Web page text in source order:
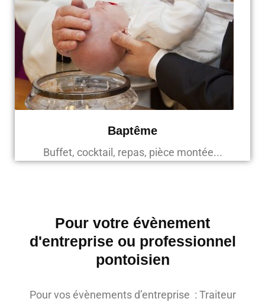
Baptême
Buffet, cocktail, repas, pièce montée...
Pour votre évènement
d'entreprise ou professionnel
pontoisien
Pour vos évènements d’entreprise : Traiteur